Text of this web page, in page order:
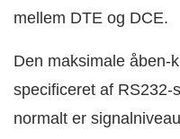
mellem DTE og DCE.
Den maksimale
specificeret af RS232-
normalt er